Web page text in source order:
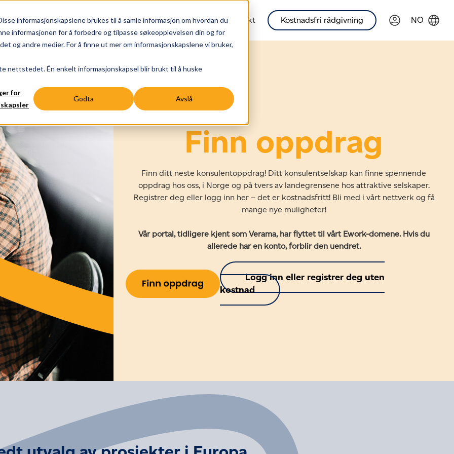
informasjonskapslene brukes til å samle informasjon om hvordan du
informasjonen for å forbedre og tilpasse søkeopplevelsen din og for
og andre medier. For å finne ut mer om informasjonskapslene vi bruker,
nettstedet. Én enkelt informasjonskapsel blir brukt til å huske
for
Godta Avslå
Meny Talent solutions Finn oppdrag Nyheter & innsikt Kostnadsfri rådgivning NO
Finn oppdrag
Finn ditt neste konsulentoppdrag! Ditt konsulentselskap kan finne spennende
oppdrag hos oss, i Norge og på tvers av landegrensene hos attraktive selskaper.
Registrer deg eller logg inn her – det er kostnadsfritt! Bli med i vårt nettverk og få
mange nye muligheter!
Vår portal, tidligere kjent som Verama, har flyttet til vårt Ework-domene. Hvis du
allerede har en konto, forblir den uendret.
Logg inn eller registrer deg uten
kostnad